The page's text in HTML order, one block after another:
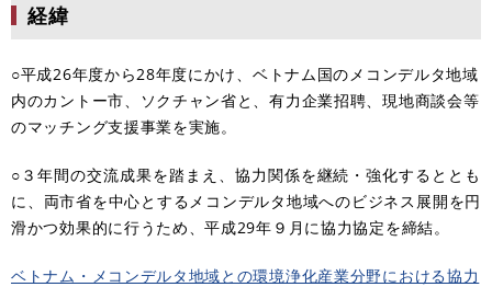
経緯
○平成26年度から28年度にかけ、ベトナム国のメコンデルタ地域
内のカントー市、ソクチャン省と、有力企業招聘、現地商談会等
のマッチング支援事業を実施。
○３年間の交流成果を踏まえ、協力関係を継続・強化するととも
に、両市省を中心とするメコンデルタ地域へのビジネス展開を円
滑かつ効果的に行うため、平成29年９月に協力協定を締結。
ベトナム・メコンデルタ地域との環境浄化産業分野における協力